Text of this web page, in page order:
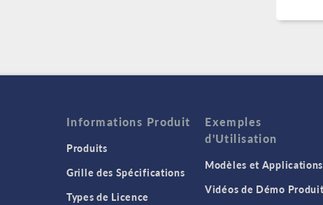
Informations Produit
Produits
Grille des Spécifications
Types de Licence
Exemples
d'Utilisation
Modèles et Applications
Vidéos de Démo Produit